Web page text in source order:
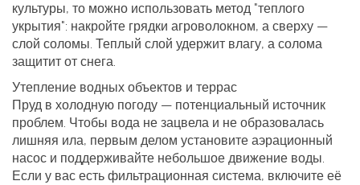
культуры, то можно использовать метод "теплого
укрытия": накройте грядки агроволокном, а сверху —
слой соломы. Теплый слой удержит влагу, а солома
защитит от снега.
Утепление водных объектов и террас
Пруд в холодную погоду — потенциальный источник
проблем. Чтобы вода не зацвела и не образовалась
лишняя ила, первым делом установите аэрационный
насос и поддерживайте небольшое движение воды.
Если у вас есть фильтрационная система, включите её